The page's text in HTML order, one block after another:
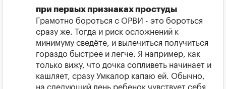
при первых признаках простуды
Грамотно бороться с ОРВИ - это бороться
сразу же. Тогда и риск осложнений к
минимуму сведёте, и вылечиться получиться
гораздо быстрее и легче. Я например, как
только вижу, что дочка сопливеть начинает и
кашляет, сразу Умкалор капаю ей. Обычно,